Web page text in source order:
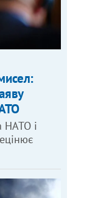
НАТО і